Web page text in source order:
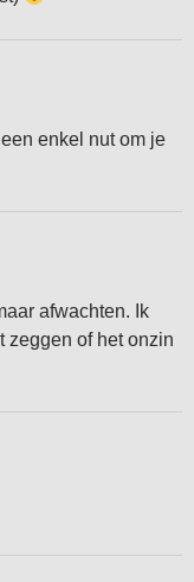
enkel nut om je
afwachten. Ik
zeggen of het onzin